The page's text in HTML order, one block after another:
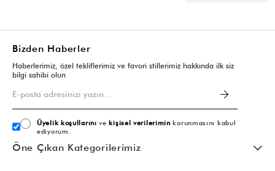
Bizden Haberler
Haberlerimiz, özel tekliflerimiz ve favori stillerimiz hakkında ilk siz
bilgi sahibi olun
Üyelik koşullarını vekişisel verileriminkorunmasını kabul
ediyorum.
Öne Çıkan Kategorilerimiz